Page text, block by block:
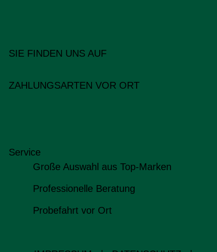
SIE FINDEN UNS AUF
ZAHLUNGSARTEN VOR ORT
Service
Große Auswahl aus Top-Marken
Professionelle Beratung
Probefahrt vor Ort